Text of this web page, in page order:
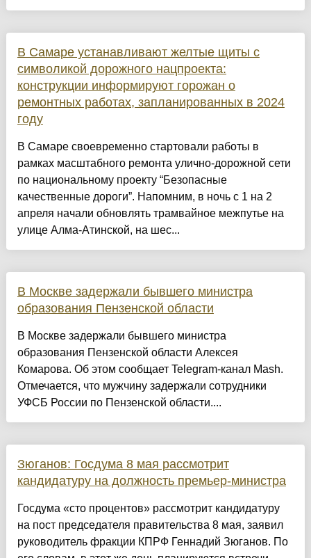
В Самаре устанавливают желтые щиты с
символикой дорожного нацпроекта:
конструкции информируют горожан о
ремонтных работах, запланированных в 2024
году
В Самаре своевременно стартовали работы в
рамках масштабного ремонта улично-дорожной сети
по национальному проекту “Безопасные
качественные дороги”. Напомним, в ночь с 1 на 2
апреля начали обновлять трамвайное межпутье на
улице Алма-Атинской, на шес...
В Москве задержали бывшего министра
образования Пензенской области
В Москве задержали бывшего министра
образования Пензенской области Алексея
Комарова. Об этом сообщает Telegram-канал Mash.
Отмечается, что мужчину задержали сотрудники
УФСБ России по Пензенской области....
Зюганов: Госдума 8 мая рассмотрит
кандидатуру на должность премьер-министра
Госдума «сто процентов» рассмотрит кандидатуру
на пост председателя правительства 8 мая, заявил
руководитель фракции КПРФ Геннадий Зюганов. По